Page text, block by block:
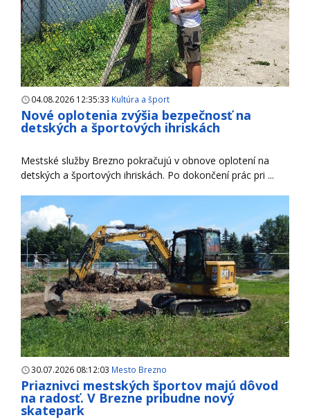
04.08.2026 12:35:33 Kultúra a šport
Nové oplotenia zvýšia bezpečnosť na
detských a športových ihriskách
Mestské služby Brezno pokračujú v obnove oplotení na
detských a športových ihriskách. Po dokončení prác pri ...
30.07.2026 08:12:03 Mesto Brezno
Priaznivci mestských športov majú dôvod
na radosť. V Brezne pribudne nový
skatepark